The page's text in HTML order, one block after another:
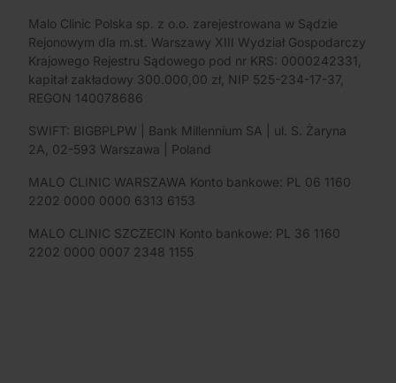
Malo Clinic Polska sp. z o.o. zarejestrowana w Sądzie
Rejonowym dla m.st. Warszawy XIII Wydział Gospodarczy
Krajowego Rejestru Sądowego pod nr KRS: 0000242331,
kapitał zakładowy 300.000,00 zł, NIP 525-234-17-37,
REGON 140078686
SWIFT: BIGBPLPW | Bank Millennium SA | ul. S. Żaryna
2A, 02-593 Warszawa | Poland
MALO CLINIC WARSZAWA Konto bankowe: PL 06 1160
2202 0000 0000 6313 6153
MALO CLINIC SZCZECIN Konto bankowe: PL 36 1160
2202 0000 0007 2348 1155